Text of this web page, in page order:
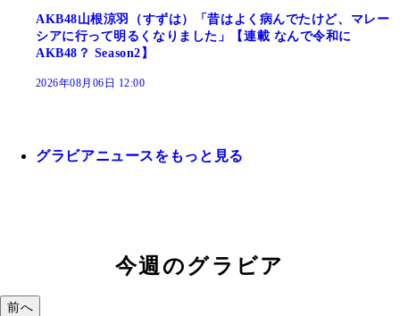
AKB48山根涼羽（すずは）「昔はよく病んでたけど、マレー
シアに行って明るくなりました」【連載 なんで令和に
AKB48？ Season2】
2026年08月06日 12:00
グラビアニュースをもっと見る
今週のグラビア
前へ